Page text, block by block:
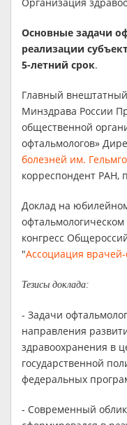
Основные задачи
реализации
5-летний срок.
Главный
Минздрава России
общественной
офтальмологов»
болезней им.
корреспондент РАН,
Доклад на
офтальмологическом
конгресс
"Ассоциация
Тезисы доклада:
- Задачи
направления
здравоохранения в
государственной
федеральных
- Современный